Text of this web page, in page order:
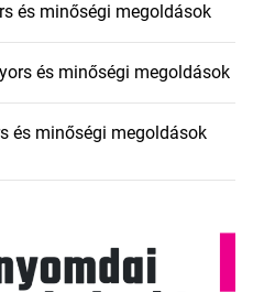
és minőségi megoldások
és minőségi megoldások
és minőségi megoldások